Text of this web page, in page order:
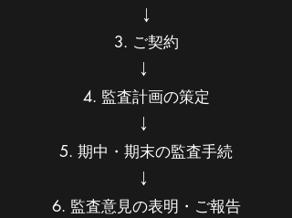
↓
3. ご契約
↓
4. 監査計画の策定
↓
5. 期中・期末の監査手続
↓
6. 監査意見の表明・ご報告